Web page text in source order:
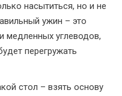
насытиться, но и не
ужин – это
медленных углеводов,
перегружать
стол – взять основу